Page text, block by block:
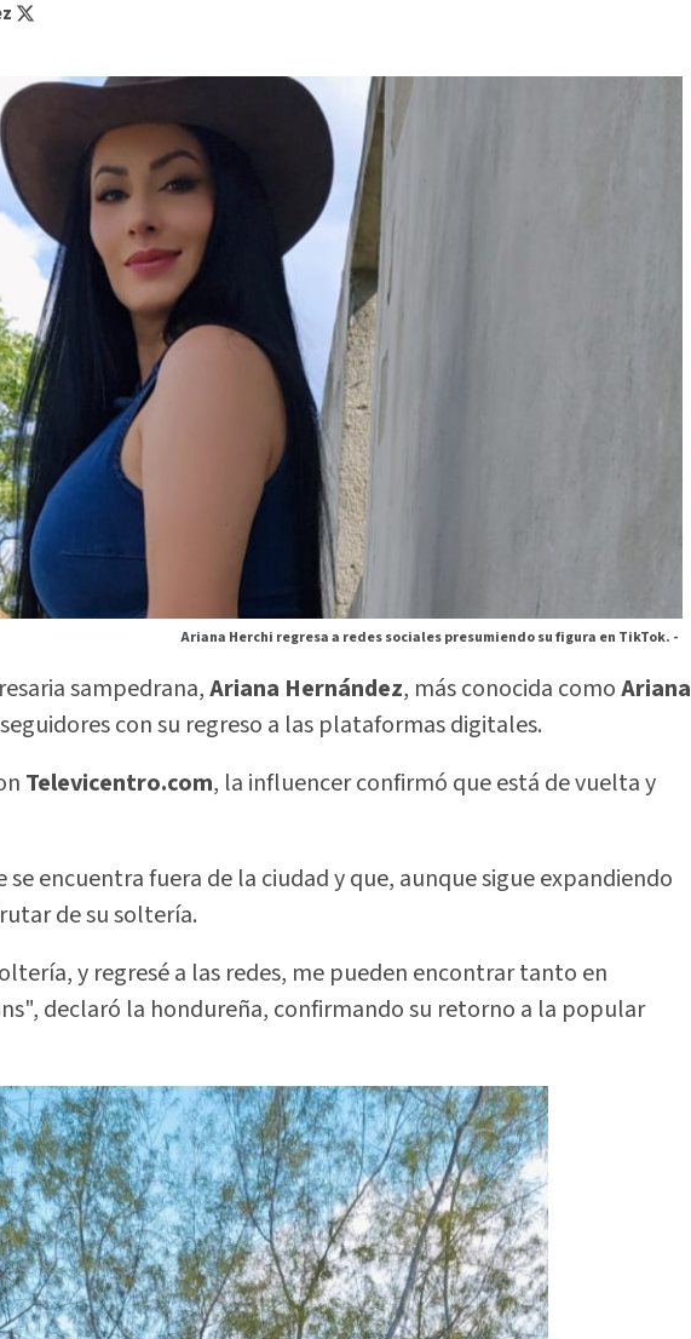
Ariana Herchi regresa a redes sociales presumiendo su figura en TikTok. -
sampedrana,Ariana Hernández, más conocida comoAriana
con su regreso a las plataformas digitales.
Televicentro.com, la influencer confirmó que está de vuelta y
se encuentra fuera de la ciudad y que, aunque sigue expandiendo
de su soltería.
y regresé a las redes, me pueden encontrar tanto en
declaró la hondureña, confirmando su retorno a la popular